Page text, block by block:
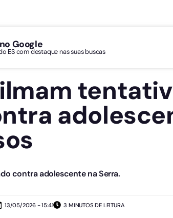
Google
ES com destaque nas suas buscas
contra adolescente na Serra.
13/05/2026 - 15:41 3 MINUTOS DE LEITURA